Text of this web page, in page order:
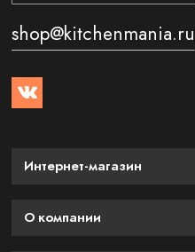
shop@kitchenmania.ru
Интернет-магазин
О компании